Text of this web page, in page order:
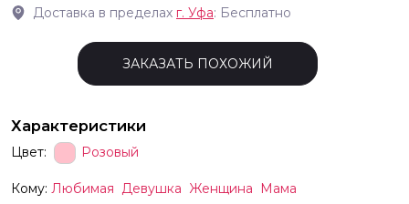
Доставка в пределах г. Уфа: Бесплатно
ЗАКАЗАТЬ ПОХОЖИЙ
Характеристики
Цвет: Розовый
Кому: Любимая Девушка Женщина
Мама